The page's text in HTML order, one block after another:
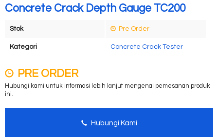
Concrete Crack Depth Gauge TC200
Stok Pre Order
Kategori Concrete Crack Tester
PRE ORDER
Hubungi kami untuk informasi lebih lanjut mengenai pemesanan produk
ini.
Hubungi Kami